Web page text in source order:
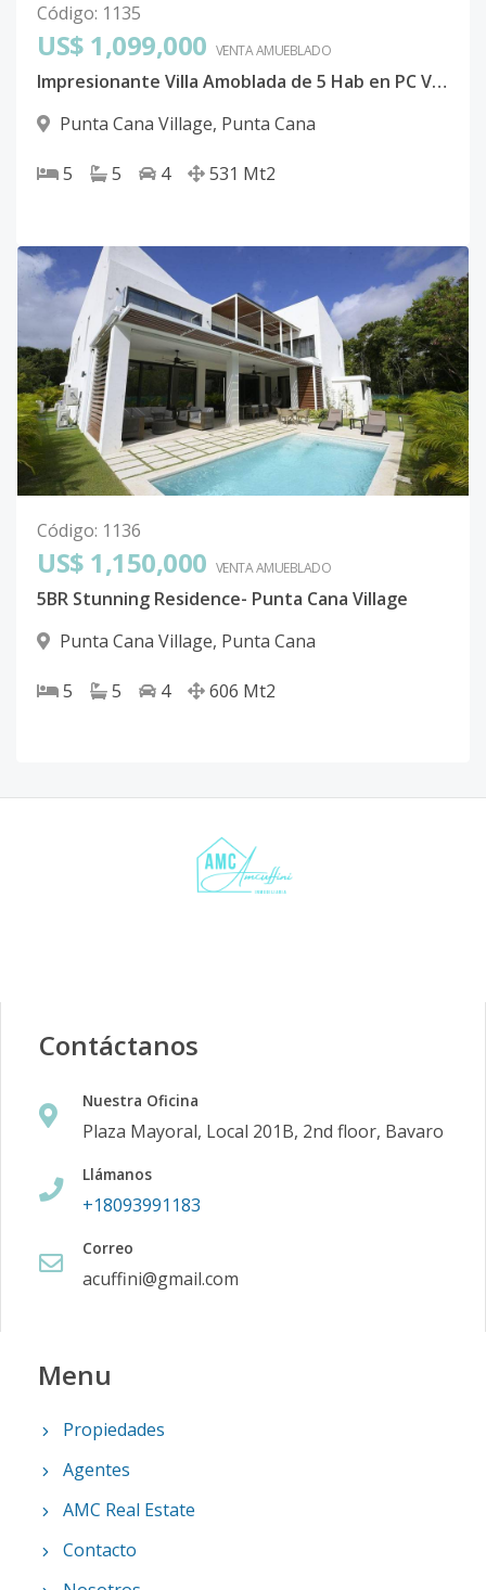
Código: 1135
US$ 1,099,000 VENTA AMUEBLADO
Impresionante Villa Amoblada de 5 Hab en PC Village-
Punta Cana Village, Punta Cana
5 5 4 531 Mt2
Código: 1136
US$ 1,150,000 VENTA AMUEBLADO
5BR Stunning Residence- Punta Cana Village
Punta Cana Village, Punta Cana
5 5 4 606 Mt2
Contáctanos
Nuestra Oficina
Plaza Mayoral, Local 201B, 2nd floor, Bavaro
Llámanos
+18093991183
Correo
acuffini@gmail.com
Menu
Propiedades
Agentes
AMC Real Estate
Contacto